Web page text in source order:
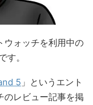
ウォッチを利用中の
す。
5 」というエント
のレビュー記事を掲